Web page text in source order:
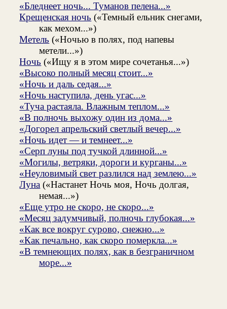
«Бледнеет ночь... Туманов пелена...»
Крещенская ночь («Темный ельник снегами,
как мехом...»)
Метель («Ночью в полях, под напевы
метели...»)
Ночь («Ищу я в этом мире сочетанья...»)
«Высоко полный месяц стоит...»
«Ночь и даль седая...»
«Ночь наступила, день угас...»
«Туча растаяла. Влажным теплом...»
«В полночь выхожу один из дома...»
«Догорел апрельский светлый вечер...»
«Ночь идет — и темнеет...»
«Серп луны под тучкой длинной...»
«Могилы, ветряки, дороги и курганы...»
«Неуловимый свет разлился над землею...»
Луна («Настанет Ночь моя, Ночь долгая,
немая...»)
«Еще утро не скоро, не скоро...»
«Месяц задумчивый, полночь глубокая...»
«Как все вокруг сурово, снежно...»
«Как печально, как скоро померкла...»
«В темнеющих полях, как в безграничном
море...»